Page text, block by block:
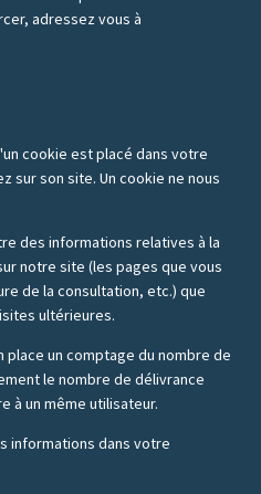
adressez vous à
cookie est placé dans votre
sur son site. Un cookie ne nous
des informations relatives à la
notre site (les pages que vous
de la consultation, etc.) que
ultérieures.
un comptage du nombre de
le nombre de délivrance
à un même utilisateur.
informations dans votre